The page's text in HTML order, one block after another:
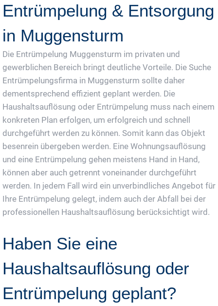
Entrümpelung & Entsorgung
in Muggensturm
Die Entrümpelung Muggensturm im privaten und
gewerblichen Bereich bringt deutliche Vorteile. Die Suche
Entrümpelungsfirma in Muggensturm sollte daher
dementsprechend effizient geplant werden. Die
Haushaltsauflösung oder Entrümpelung muss nach einem
konkreten Plan erfolgen, um erfolgreich und schnell
durchgeführt werden zu können. Somit kann das Objekt
besenrein übergeben werden. Eine Wohnungsauflösung
und eine Entrümpelung gehen meistens Hand in Hand,
können aber auch getrennt voneinander durchgeführt
werden. In jedem Fall wird ein unverbindliches Angebot für
Ihre Entrümpelung gelegt, indem auch der Abfall bei der
professionellen Haushaltsauflösung berücksichtigt wird.
Haben Sie eine
Haushaltsauflösung oder
Entrümpelung geplant?